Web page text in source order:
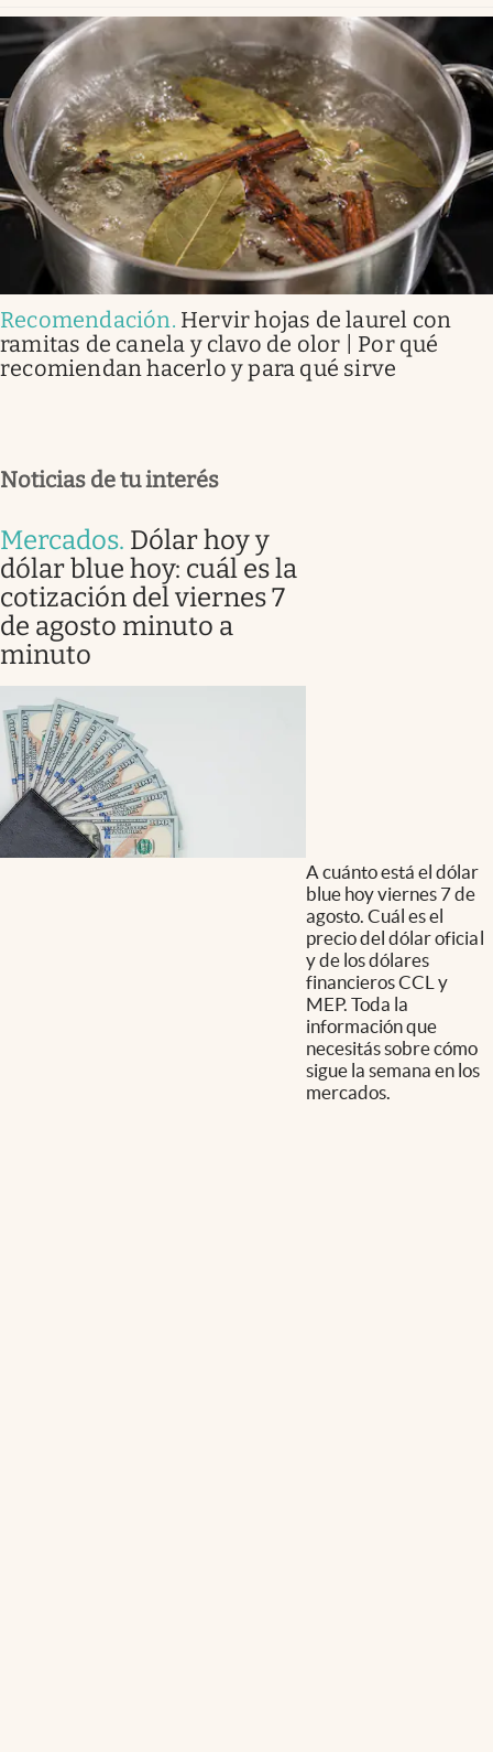
Recomendación. Hervir hojas de laurel con
ramitas de canela y clavo de olor | Por qué
recomiendan hacerlo y para qué sirve
Noticias de tu interés
Mercados. Dólar hoy y
dólar blue hoy: cuál es la
cotización del viernes 7
de agosto minuto a
minuto
A cuánto está el dólar
blue hoy viernes 7 de
agosto. Cuál es el
precio del dólar oficial
y de los dólares
financieros CCL y
MEP. Toda la
información que
necesitás sobre cómo
sigue la semana en los
mercados.